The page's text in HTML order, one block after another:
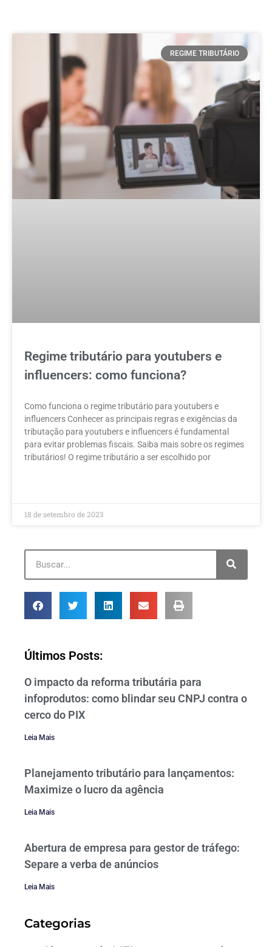
REGIME TRIBUTÁRIO
Regime tributário para youtubers e
influencers: como funciona?
Como funciona o regime tributário para youtubers e
influencers Conhecer as principais regras e exigências da
tributação para youtubers e influencers é fundamental
para evitar problemas fiscais. Saiba mais sobre os regimes
tributários! O regime tributário a ser escolhido por
18 de setembro de 2023
Últimos Posts:
O impacto da reforma tributária para
infoprodutos: como blindar seu CNPJ contra o
cerco do PIX
Leia Mais
Planejamento tributário para lançamentos:
Maximize o lucro da agência
Leia Mais
Abertura de empresa para gestor de tráfego:
Separe a verba de anúncios
Leia Mais
Categorias